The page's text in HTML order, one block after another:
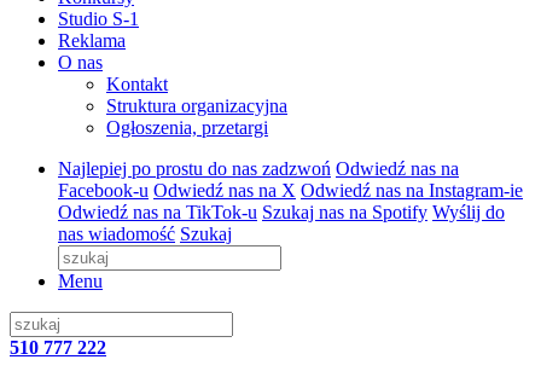
Studio S-1
Reklama
O nas
Kontakt
Struktura organizacyjna
Ogłoszenia, przetargi
Najlepiej po prostu do nas zadzwoń Odwiedź nas na
Facebook-u Odwiedź nas na X Odwiedź nas na Instagram-ie
Odwiedź nas na TikTok-u Szukaj nas na Spotify Wyślij do
nas wiadomość Szukaj
Menu
510 777 222